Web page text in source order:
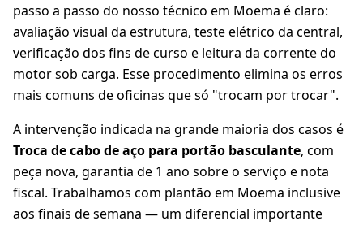
passo a passo do nosso técnico em Moema é claro:
avaliação visual da estrutura, teste elétrico da central,
verificação dos fins de curso e leitura da corrente do
motor sob carga. Esse procedimento elimina os erros
mais comuns de oficinas que só "trocam por trocar".
A intervenção indicada na grande maioria dos casos é
Troca de cabo de aço para portão basculante, com
peça nova, garantia de 1 ano sobre o serviço e nota
fiscal. Trabalhamos com plantão em Moema inclusive
aos finais de semana — um diferencial importante